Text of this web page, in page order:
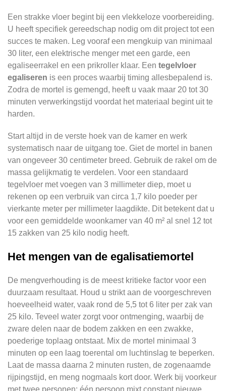
Een strakke vloer begint bij een vlekkeloze voorbereiding.
U heeft specifiek gereedschap nodig om dit project tot een
succes te maken. Leg vooraf een mengkuip van minimaal
30 liter, een elektrische menger met een garde, een
egaliseerrakel en een prikroller klaar. Een tegelvloer
egaliseren is een proces waarbij timing allesbepalend is.
Zodra de mortel is gemengd, heeft u vaak maar 20 tot 30
minuten verwerkingstijd voordat het materiaal begint uit te
harden.
Start altijd in de verste hoek van de kamer en werk
systematisch naar de uitgang toe. Giet de mortel in banen
van ongeveer 30 centimeter breed. Gebruik de rakel om de
massa gelijkmatig te verdelen. Voor een standaard
tegelvloer met voegen van 3 millimeter diep, moet u
rekenen op een verbruik van circa 1,7 kilo poeder per
vierkante meter per millimeter laagdikte. Dit betekent dat u
voor een gemiddelde woonkamer van 40 m² al snel 12 tot
15 zakken van 25 kilo nodig heeft.
Het mengen van de egalisatiemortel
De mengverhouding is de meest kritieke factor voor een
duurzaam resultaat. Houd u strikt aan de voorgeschreven
hoeveelheid water, vaak rond de 5,5 tot 6 liter per zak van
25 kilo. Teveel water zorgt voor ontmenging, waarbij de
zware delen naar de bodem zakken en een zwakke,
poederige toplaag ontstaat. Mix de mortel minimaal 3
minuten op een laag toerental om luchtinslag te beperken.
Laat de massa daarna 2 minuten rusten, de zogenaamde
rijpingstijd, en meng nogmaals kort door. Werk bij voorkeur
met twee personen: één persoon mixt constant nieuwe